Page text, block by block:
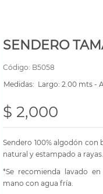
SENDERO
Código: B5058
Medidas: Largo: 2.00 mts -
$ 2,000
Sendero 100% algodón
natural y estampado a rayas.
*Se recomienda lavado
mano con agua fría.